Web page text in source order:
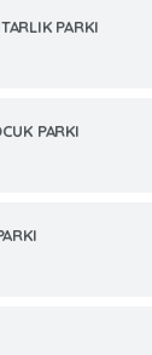
PARKI
PARKI